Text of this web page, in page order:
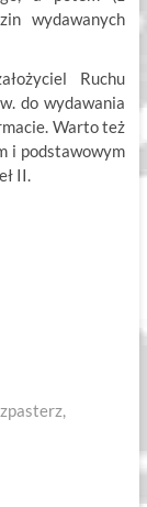
wydawanych
Ruchu
do wydawania
Warto też
i podstawowym
II.